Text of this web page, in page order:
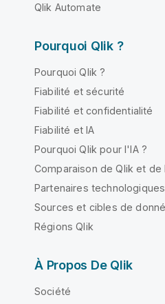
Qlik Automate
Pourquoi Qlik ?
Pourquoi Qlik ?
Fiabilité et sécurité
Fiabilité et confidentialité
Fiabilité et IA
Pourquoi Qlik pour l'IA ?
Comparaison de Qlik et de
Partenaires technologiques
Sources et cibles de
Régions Qlik
À Propos De Qlik
Société